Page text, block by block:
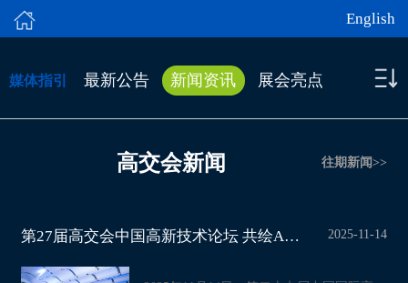
English
媒体指引 最新公告 新闻资讯 展会亮点
高交会新闻 往期新闻>>
第27届高交会中国高新技术论坛 共绘AI赋能未来产业新蓝图-大模型与具身智能 2025-11-14